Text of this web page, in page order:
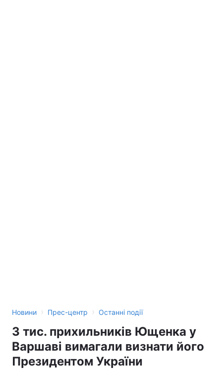
Новини › Прес-центр › Останні події
3 тис. прихильників Ющенка у
Варшаві вимагали визнати його
Президентом України